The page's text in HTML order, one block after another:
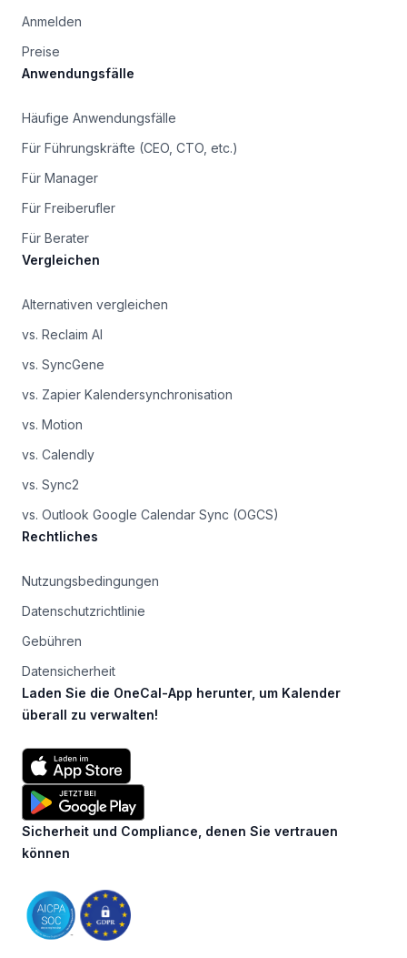
Anmelden
Preise
Anwendungsfälle
Häufige Anwendungsfälle
Für Führungskräfte (CEO, CTO, etc.)
Für Manager
Für Freiberufler
Für Berater
Vergleichen
Alternativen vergleichen
vs. Reclaim AI
vs. SyncGene
vs. Zapier Kalendersynchronisation
vs. Motion
vs. Calendly
vs. Sync2
vs. Outlook Google Calendar Sync (OGCS)
Rechtliches
Nutzungsbedingungen
Datenschutzrichtlinie
Gebühren
Datensicherheit
Laden Sie die OneCal-App herunter, um Kalender
überall zu verwalten!
Sicherheit und Compliance, denen Sie vertrauen
können